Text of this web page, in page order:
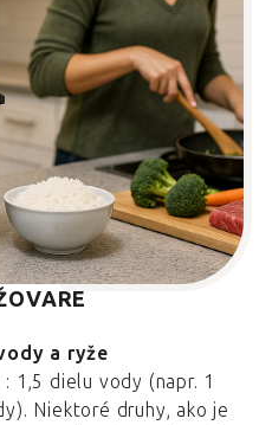
a ryže
1,5 dielu vody (napr. 1
Niektoré druhy, ako je